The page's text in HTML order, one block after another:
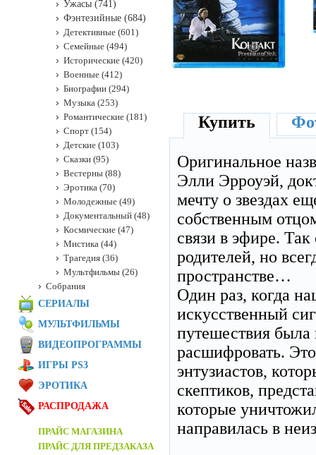
Купить
Оригинальное
Элли Эрроуэй,
мечту о звездах
собственным
связи в эфире.
родителей, но
пространстве…
Один раз, когда
искусственный
путешествия была
расшифровать.
энтузиастов,
скептиков,
которые
направилась в
Ужасы (741)
Фэнтезийные (684)
Детективные (601)
Семейные (494)
Исторические (420)
Военные (412)
Биографии (294)
Музыка (253)
Романтические (181)
Спорт (154)
Детские (103)
Сказки (95)
Вестерны (88)
Эротика (70)
Молодежные (49)
Документальный (48)
Космические (47)
Мистика (44)
Трагедия (36)
Мультфильмы (26)
Собрания
СЕРИАЛЫ
МУЛЬТФИЛЬМЫ
ВИДЕОПРОГРАММЫ
ИГРЫ PS3
ЭРОТИКА
РАСПРОДАЖА
ПРАЙС МАГАЗИНА
ПРАЙС ДЛЯ ПРЕДЗАКАЗА